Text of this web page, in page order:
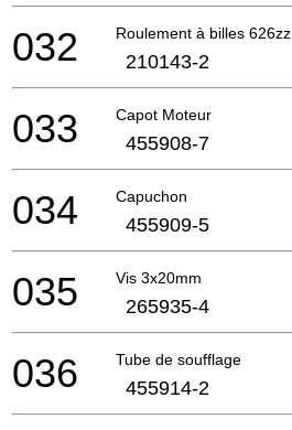
Roulement à billes 626zz
032 210143-2
Capot Moteur
033 455908-7
Capuchon
034 455909-5
Vis 3x20mm
035 265935-4
Tube de soufflage
036 455914-2